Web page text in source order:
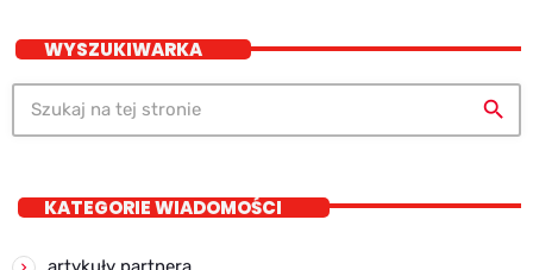
WYSZUKIWARKA
search
KATEGORIE WIADOMOŚCI